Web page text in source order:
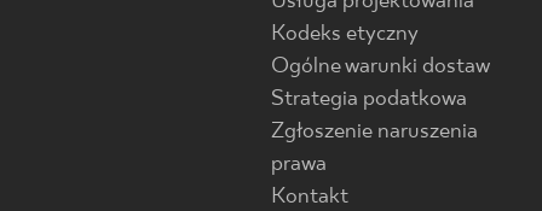
Kodeks etyczny
Ogólne warunki dostaw
Strategia podatkowa
Zgłoszenie naruszenia
prawa
Kontakt